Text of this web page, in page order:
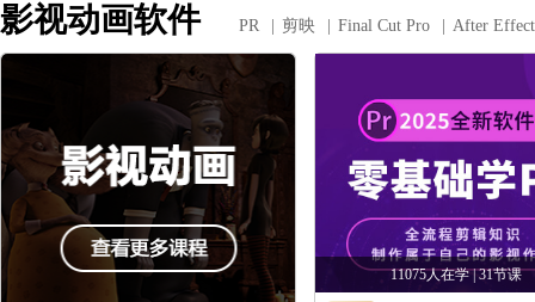
影视动画软件 PR 剪映 Final Cut Pro After
11075人在学 | 31节课